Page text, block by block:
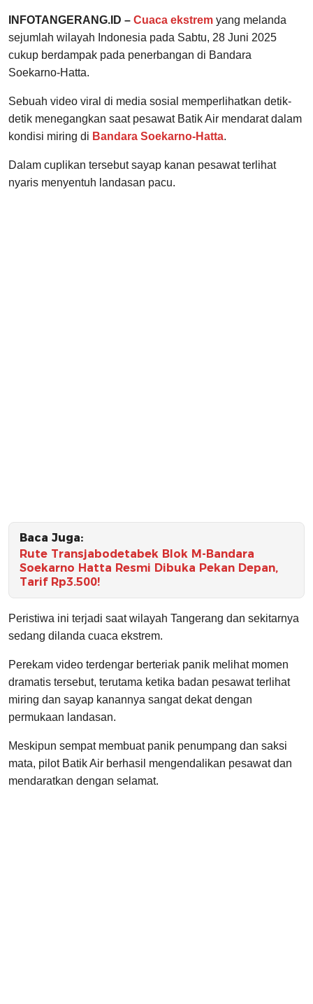
INFOTANGERANG.ID – Cuaca ekstrem yang melanda
sejumlah wilayah Indonesia pada Sabtu, 28 Juni 2025
cukup berdampak pada penerbangan di Bandara
Soekarno-Hatta.
Sebuah video viral di media sosial memperlihatkan detik-
detik menegangkan saat pesawat Batik Air mendarat dalam
kondisi miring di Bandara Soekarno-Hatta.
Dalam cuplikan tersebut sayap kanan pesawat terlihat
nyaris menyentuh landasan pacu.
Baca Juga:
Rute Transjabodetabek Blok M-Bandara
Soekarno Hatta Resmi Dibuka Pekan Depan,
Tarif Rp3.500!
Peristiwa ini terjadi saat wilayah Tangerang dan sekitarnya
sedang dilanda cuaca ekstrem.
Perekam video terdengar berteriak panik melihat momen
dramatis tersebut, terutama ketika badan pesawat terlihat
miring dan sayap kanannya sangat dekat dengan
permukaan landasan.
Meskipun sempat membuat panik penumpang dan saksi
mata, pilot Batik Air berhasil mengendalikan pesawat dan
mendaratkan dengan selamat.